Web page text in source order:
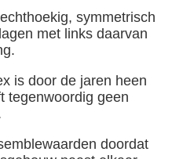
symmetrisch
met links daarvan
is door de jaren heen
tegenwoordig geen
doordat